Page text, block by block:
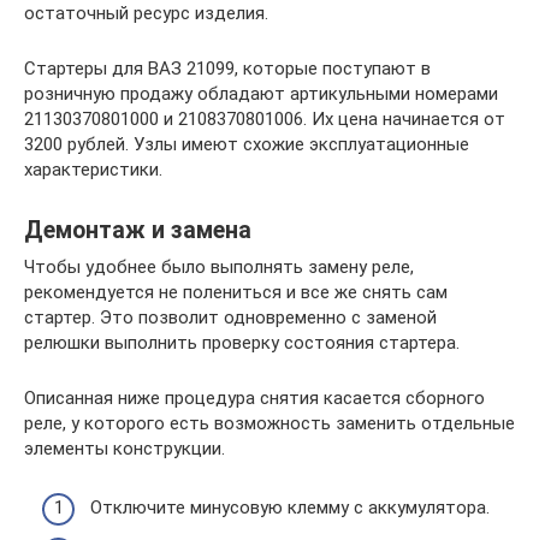
остаточный ресурс изделия.
Стартеры для ВАЗ 21099, которые поступают в
розничную продажу обладают артикульными номерами
21130370801000 и 2108370801006. Их цена начинается от
3200 рублей. Узлы имеют схожие эксплуатационные
характеристики.
Демонтаж и замена
Чтобы удобнее было выполнять замену реле,
рекомендуется не полениться и все же снять сам
стартер. Это позволит одновременно с заменой
релюшки выполнить проверку состояния стартера.
Описанная ниже процедура снятия касается сборного
реле, у которого есть возможность заменить отдельные
элементы конструкции.
Отключите минусовую клемму с аккумулятора.